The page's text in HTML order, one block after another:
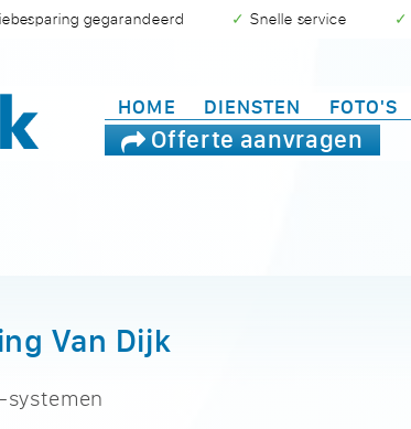
Offerte aanvragen
gegarandeerd ✓ Snelle service
HOME DIENSTEN FOTO'S
Van Dijk
systemen